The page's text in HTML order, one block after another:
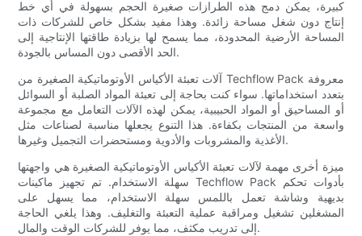
كبيرة، يمكن دمج هذه الطرازات صغيرة الحجم بسهولة في أي خط
إنتاج دون شغل مساحة زائدة. وهذا مفيد بشكل خاص للشركات ذات
المساحة الأرضية المحدودة، مما يسمح لها بزيادة طاقتها الإنتاجية إلى
الحد الأقصى دون المساس بالجودة.
آلات تعبئة الأكياس الأوتوماتيكية الصغيرة من Techflow Pack معروفة
بتعدد استخداماتها. سواء كنت بحاجة إلى تعبئة المواد الصلبة أو السوائل
أو المساحيق أو المواد الحبيبية، يمكن لهذه الآلات التعامل مع مجموعة
واسعة من المنتجات بكفاءة. هذا التنوع يجعلها مناسبة لصناعات مثل
الأغذية والمشروبات والأدوية ومستحضرات التجميل وغيرها.
ميزة أخرى مهمة لآلات تعبئة الأكياس الأوتوماتيكية الصغيرة هي واجهتها
سهلة الاستخدام. تم تجهيز ماكينات Techflow Pack بأدوات تحكم
بديهية وشاشة تعمل باللمس سهلة الاستخدام، مما يسهل على
المشغلين تشغيل ومراقبة عملية التعبئة والتغليف. وهذا يلغي الحاجة
إلى تدريب مكثف، مما يوفر للشركات الوقت والمال.